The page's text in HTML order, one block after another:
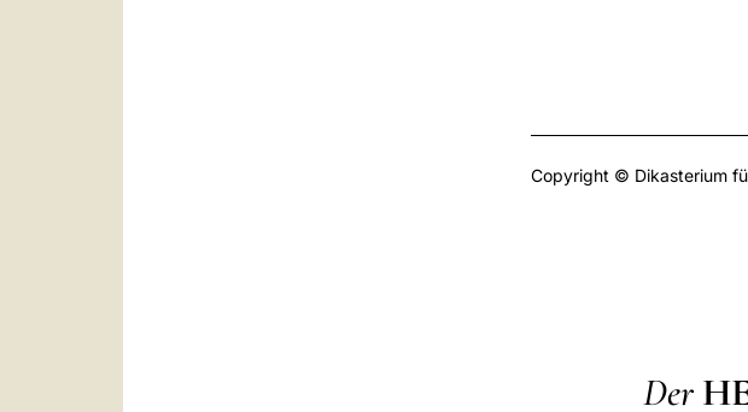
Copyright © Dikasterium
Der